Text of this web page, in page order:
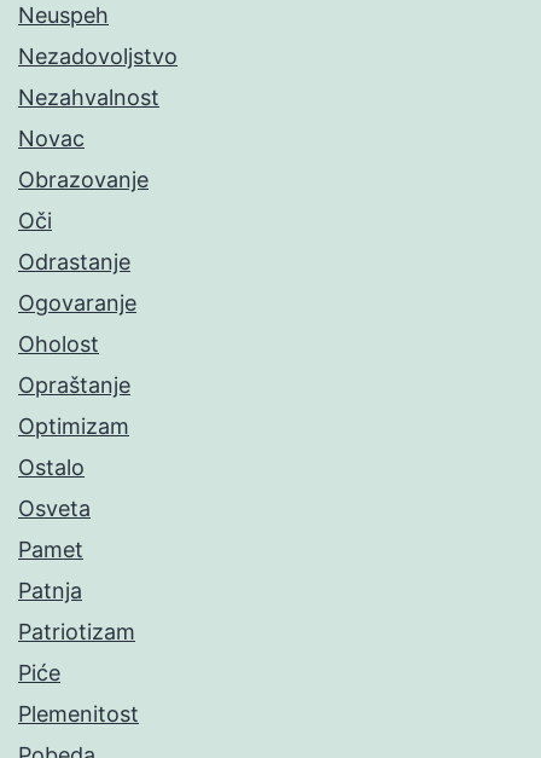
Neuspeh
Nezadovoljstvo
Nezahvalnost
Novac
Obrazovanje
Oči
Odrastanje
Ogovaranje
Oholost
Opraštanje
Optimizam
Ostalo
Osveta
Pamet
Patnja
Patriotizam
Piće
Plemenitost